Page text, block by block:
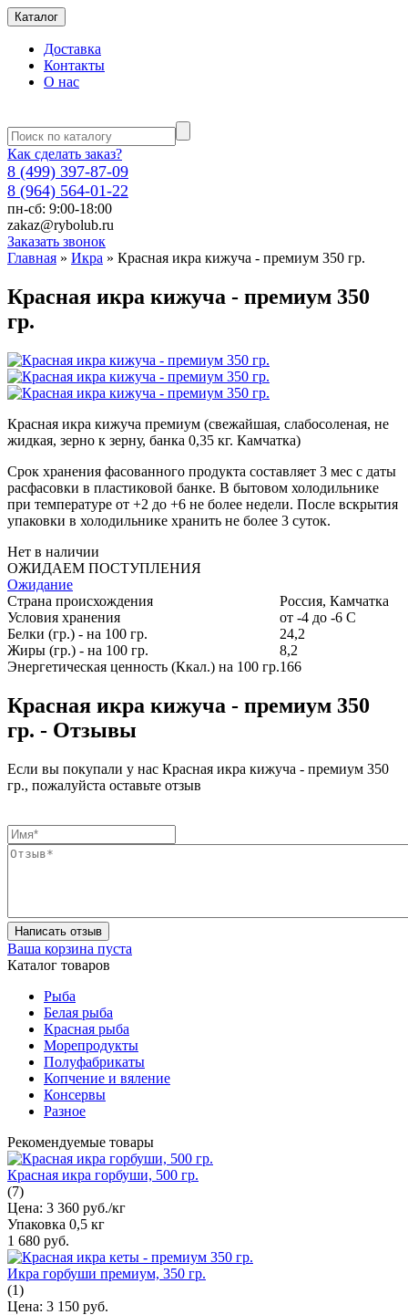
Каталог
Доставка
Контакты
О нас
Как сделать заказ?
8 (499) 397-87-09
8 (964) 564-01-22
пн-сб: 9:00-18:00
zakaz@rybolub.ru
Заказать звонок
Главная » Икра » Красная икра кижуча - премиум 350 гр.
Красная икра кижуча - премиум 350
гр.
Красная икра кижуча премиум (свежайшая, слабосоленая, не
жидкая, зерно к зерну, банка 0,35 кг. Камчатка)
Срок хранения фасованного продукта составляет 3 мес с даты
расфасовки в пластиковой банке. В бытовом холодильнике
при температуре от +2 до +6 не более недели. После вскрытия
упаковки в холодильнике хранить не более 3 суток.
Нет в наличии
ОЖИДАЕМ ПОСТУПЛЕНИЯ
Ожидание
Страна происхождения
Россия, Камчатка
Условия хранения
от -4 до -6 С
Белки (гр.) - на 100 гр.
24,2
Жиры (гр.) - на 100 гр.
8,2
Энергетическая ценность (Ккал.) на 100 гр.166
Красная икра кижуча - премиум 350
гр. - Отзывы
Если вы покупали у нас Красная икра кижуча - премиум 350
гр., пожалуйста оставьте отзыв
Написать отзыв
Ваша корзина пуста
Каталог товаров
Рыба
Белая рыба
Красная рыба
Морепродукты
Полуфабрикаты
Копчение и вяление
Консервы
Разное
Рекомендуемые товары
Красная икра горбуши, 500 гр.
(7)
Цена: 3 360 руб./кг
Упаковка 0,5 кг
1 680 руб.
Икра горбуши премиум, 350 гр.
(1)
Цена: 3 150 руб.